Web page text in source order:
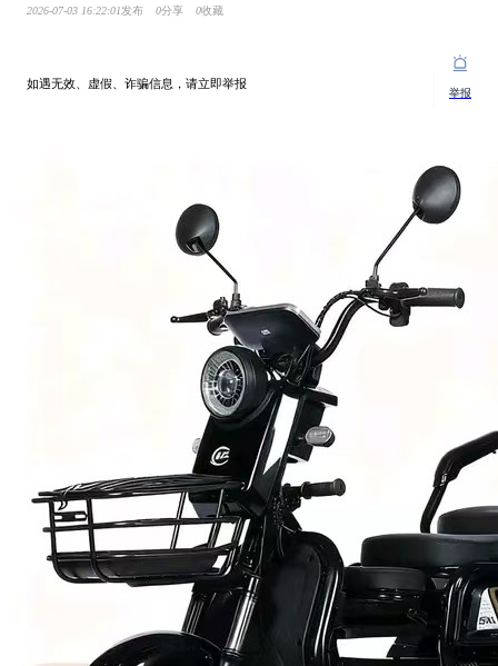
2026-07-03 16:22:01发布 0分享 0收藏
如遇无效、虚假、诈骗信息，请立即举报
举报